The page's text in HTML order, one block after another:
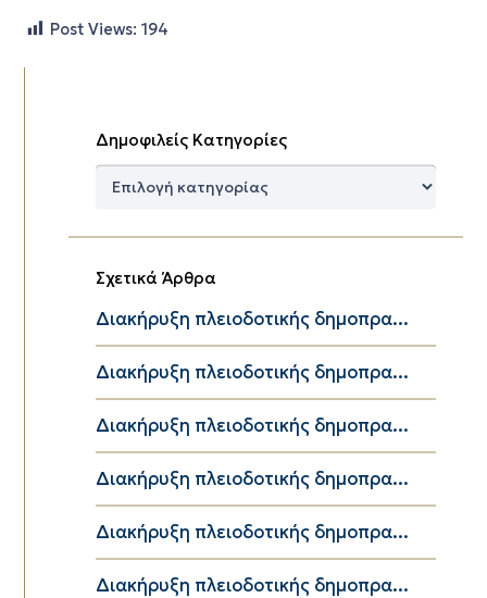
Post Views: 194
Δημοφιλείς Κατηγορίες
Δημοφιλείς
Σχετικά Άρθρα
Διακήρυξη πλειοδοτικής δημοπρα...
Διακήρυξη πλειοδοτικής δημοπρα...
Διακήρυξη πλειοδοτικής δημοπρα...
Διακήρυξη πλειοδοτικής δημοπρα...
Διακήρυξη πλειοδοτικής δημοπρα...
Διακήρυξη πλειοδοτικής δημοπρα...